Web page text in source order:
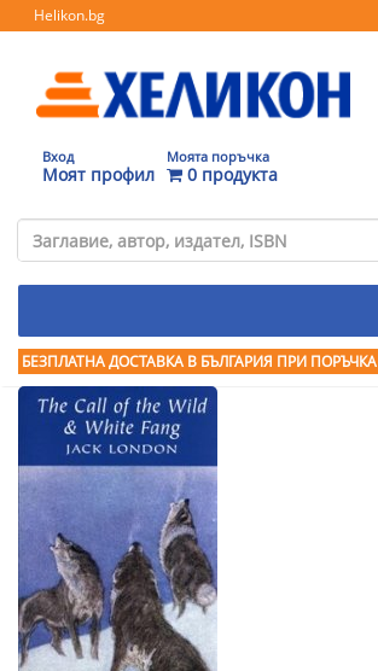
Helikon.bg
Вход
Моят профил
Моята поръчка
0 продукта
БЕЗПЛАТНА ДОСТАВКА В БЪЛГАРИЯ ПРИ ПОРЪЧКА